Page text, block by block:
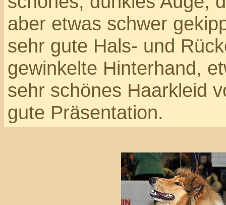
aber etwas schwer
sehr gute Hals- und
gewinkelte Hinterhand,
sehr schönes Haarkleid
gute Präsentation.